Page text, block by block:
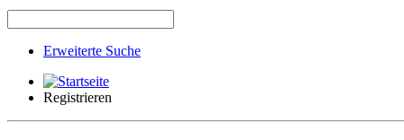
Erweiterte Suche
Registrieren